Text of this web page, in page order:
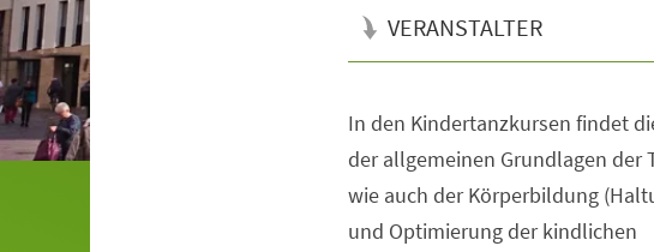
VERANSTALTER
In den Kindertanzkursen findet
der allgemeinen Grundlagen der
wie auch der Körperbildung
und Optimierung der kindlichen